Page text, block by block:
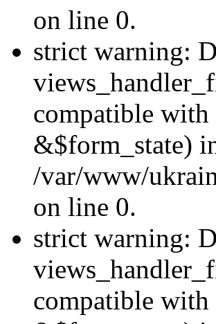
on line 0.
strict warning:
compatible
&$form_state)
/var/www/
on line 0.
strict warning:
compatible